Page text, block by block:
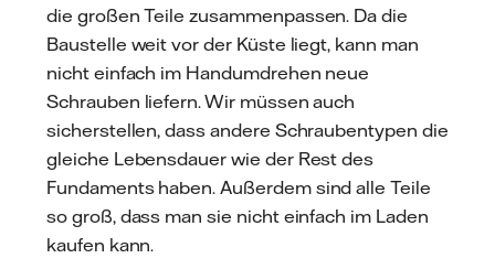
die großen Teile zusammenpassen. Da die
Baustelle weit vor der Küste liegt, kann man
nicht einfach im Handumdrehen neue
Schrauben liefern. Wir müssen auch
sicherstellen, dass andere Schraubentypen die
gleiche Lebensdauer wie der Rest des
Fundaments haben. Außerdem sind alle Teile
so groß, dass man sie nicht einfach im Laden
kaufen kann.